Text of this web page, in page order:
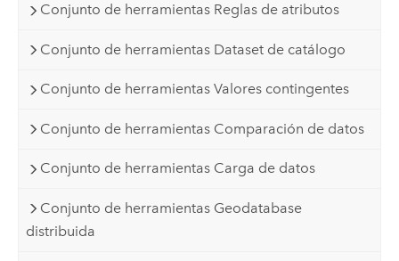
Conjunto de herramientas Reglas de atributos
Conjunto de herramientas Dataset de catálogo
Conjunto de herramientas Valores contingentes
Conjunto de herramientas Comparación de datos
Conjunto de herramientas Carga de datos
Conjunto de herramientas Geodatabase
distribuida